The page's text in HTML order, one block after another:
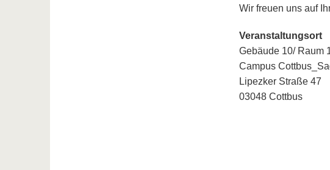
Wir freuen uns auf
Veranstaltungsort
Gebäude 10/ Raum
Campus
Lipezker Straße 47
03048 Cottbus